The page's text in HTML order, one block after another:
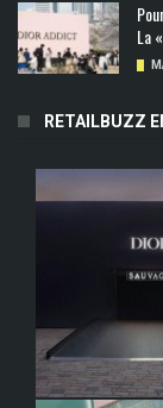
La
RETAILBUZZ